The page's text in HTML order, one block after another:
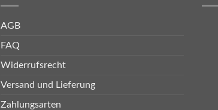
AGB
FAQ
Widerrufsrecht
Versand und Lieferung
Zahlungsarten